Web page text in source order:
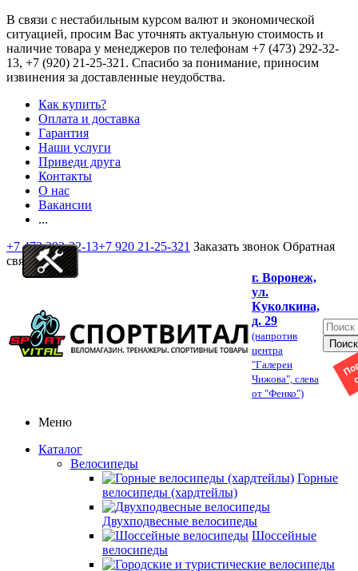
В связи с нестабильным курсом валют и экономической
ситуацией, просим Вас уточнять актуальную стоимость и
наличие товара у менеджеров по телефонам +7 (473) 292-32-
13, +7 (920) 21-25-321 . Спасибо за понимание, приносим
извинения за доставленные неудобства.
Как купить?
Оплата и доставка
Гарантия
Наши услуги
Приведи друга
Контакты
О нас
Вакансии
...
+7 473 292-32-13+7 920 21-25-321 Заказать звонок Обратная
связь
г. Воронеж,
ул.
Куколкина,
д. 29
(напротив
центра
"Галереи
Чижова", слева
от "Фенко")
Меню
Каталог
Велосипеды
Горные
велосипеды (хардтейлы)
Двухподвесные велосипеды
Шоссейные
велосипеды